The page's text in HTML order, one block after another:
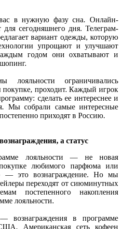
в нужную фазу сна. Онлайн-
для сегодняшнего дня. Телеграм-
вариант одежды, которую
упрощают и улучшают
годом они охватывают и
лояльности ограничивались
проходит. Каждый игрок
сделать ее интереснее и
Мы собрали самые интересные
приходят в Россию.
а статус
лояльности — не новая
любимого парфюма или
— это вознаграждение. Но мы
переходят от сиюминутных
постепенного накопления
лояльности.
вознаграждения в программе
Американская сеть кофеен